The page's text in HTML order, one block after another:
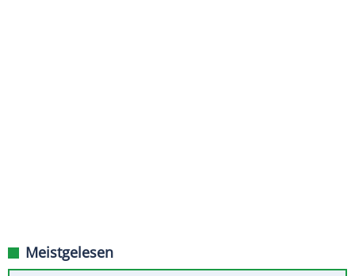
Meistgelesen